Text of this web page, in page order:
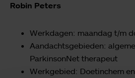
Robin Peters
Werkdagen: maandag t/m
Aandachtsgebieden:
ParkinsonNet therapeut
Werkgebied: Doetinchem